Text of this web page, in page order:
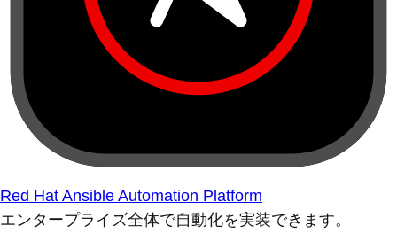
Red Hat Ansible Automation Platform
エンタープライズ全体で自動化を実装できます。